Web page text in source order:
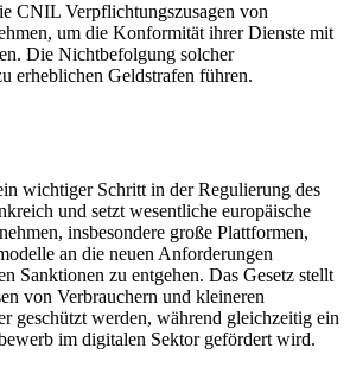
CNIL Verpflichtungszusagen von
um die Konformität ihrer Dienste mit
Die Nichtbefolgung solcher
erheblichen Geldstrafen führen.
wichtiger Schritt in der Regulierung des
und setzt wesentliche europäische
insbesondere große Plattformen,
an die neuen Anforderungen
Sanktionen zu entgehen. Das Gesetz stellt
von Verbrauchern und kleineren
geschützt werden, während gleichzeitig ein
im digitalen Sektor gefördert wird.